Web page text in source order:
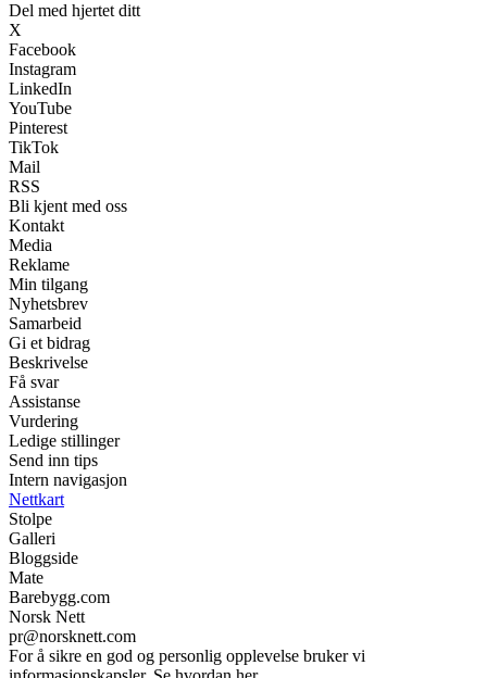
Del med hjertet ditt
X
Facebook
Instagram
LinkedIn
YouTube
Pinterest
TikTok
Mail
RSS
Bli kjent med oss
Kontakt
Media
Reklame
Min tilgang
Nyhetsbrev
Samarbeid
Gi et bidrag
Beskrivelse
Få svar
Assistanse
Vurdering
Ledige stillinger
Send inn tips
Intern navigasjon
Nettkart
Stolpe
Galleri
Bloggside
Mate
Barebygg.com
Norsk Nett
pr@norsknett.com
For å sikre en god og personlig opplevelse bruker vi